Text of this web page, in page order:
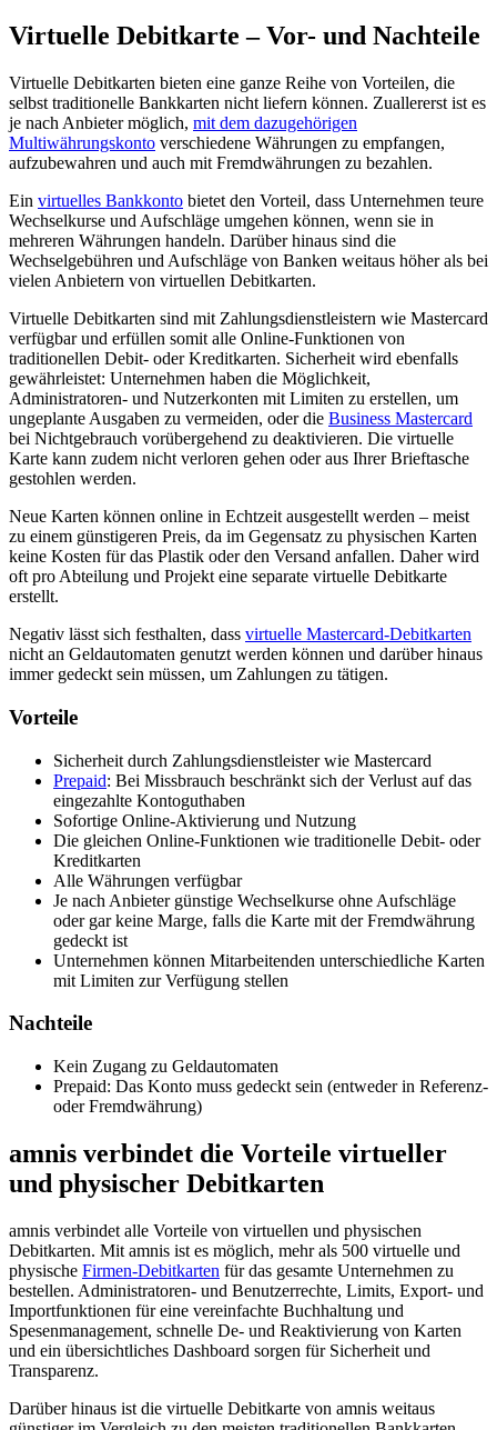
Virtuelle Debitkarte – Vor- und Nachteile
Virtuelle Debitkarten bieten eine ganze Reihe von Vorteilen, die
selbst traditionelle Bankkarten nicht liefern können. Zuallererst ist es
je nach Anbieter möglich, mit dem dazugehörigen
Multiwährungskonto verschiedene Währungen zu empfangen,
aufzubewahren und auch mit Fremdwährungen zu bezahlen.
Ein virtuelles Bankkonto bietet den Vorteil, dass Unternehmen teure
Wechselkurse und Aufschläge umgehen können, wenn sie in
mehreren Währungen handeln. Darüber hinaus sind die
Wechselgebühren und Aufschläge von Banken weitaus höher als bei
vielen Anbietern von virtuellen Debitkarten.
Virtuelle Debitkarten sind mit Zahlungsdienstleistern wie Mastercard
verfügbar und erfüllen somit alle Online-Funktionen von
traditionellen Debit- oder Kreditkarten. Sicherheit wird ebenfalls
gewährleistet: Unternehmen haben die Möglichkeit,
Administratoren- und Nutzerkonten mit Limiten zu erstellen, um
ungeplante Ausgaben zu vermeiden, oder die Business Mastercard
bei Nichtgebrauch vorübergehend zu deaktivieren. Die virtuelle
Karte kann zudem nicht verloren gehen oder aus Ihrer Brieftasche
gestohlen werden.
Neue Karten können online in Echtzeit ausgestellt werden – meist
zu einem günstigeren Preis, da im Gegensatz zu physischen Karten
keine Kosten für das Plastik oder den Versand anfallen. Daher wird
oft pro Abteilung und Projekt eine separate virtuelle Debitkarte
erstellt.
Negativ lässt sich festhalten, dass virtuelle Mastercard-Debitkarten
nicht an Geldautomaten genutzt werden können und darüber hinaus
immer gedeckt sein müssen, um Zahlungen zu tätigen.
Vorteile
Sicherheit durch Zahlungsdienstleister wie Mastercard
Prepaid: Bei Missbrauch beschränkt sich der Verlust auf das
eingezahlte Kontoguthaben
Sofortige Online-Aktivierung und Nutzung
Die gleichen Online-Funktionen wie traditionelle Debit- oder
Kreditkarten
Alle Währungen verfügbar
Je nach Anbieter günstige Wechselkurse ohne Aufschläge
oder gar keine Marge, falls die Karte mit der Fremdwährung
gedeckt ist
Unternehmen können Mitarbeitenden unterschiedliche Karten
mit Limiten zur Verfügung stellen
Nachteile
Kein Zugang zu Geldautomaten
Prepaid: Das Konto muss gedeckt sein (entweder in Referenz-
oder Fremdwährung)
amnis verbindet die Vorteile virtueller
und physischer Debitkarten
amnis verbindet alle Vorteile von virtuellen und physischen
Debitkarten. Mit amnis ist es möglich, mehr als 500 virtuelle und
physische Firmen-Debitkarten für das gesamte Unternehmen zu
bestellen. Administratoren- und Benutzerrechte, Limits, Export- und
Importfunktionen für eine vereinfachte Buchhaltung und
Spesenmanagement, schnelle De- und Reaktivierung von Karten
und ein übersichtliches Dashboard sorgen für Sicherheit und
Transparenz.
Darüber hinaus ist die virtuelle Debitkarte von amnis weitaus